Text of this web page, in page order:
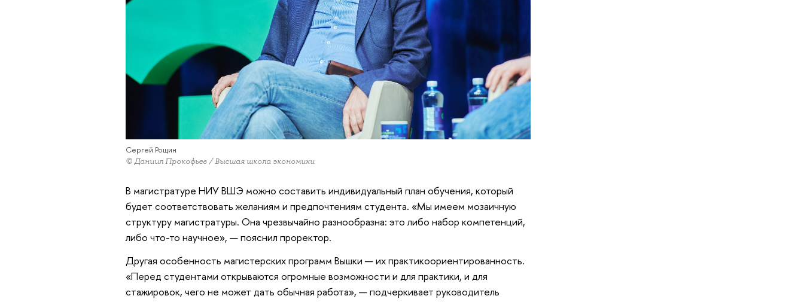
Сергей Рощин
© Даниил Прокофьев / Высшая школа экономики
В магистратуре НИУ ВШЭ можно составить индивидуальный план обучения, который
будет соответствовать желаниям и предпочтениям студента. «Мы имеем мозаичную
структуру магистратуры. Она чрезвычайно разнообразна: это либо набор компетенций,
либо что-то научное», — пояснил проректор.
Другая особенность магистерских программ Вышки — их практикоориентированность.
«Перед студентами открываются огромные возможности и для практики, и для
стажировок, чего не может дать обычная работа», — подчеркивает руководитель